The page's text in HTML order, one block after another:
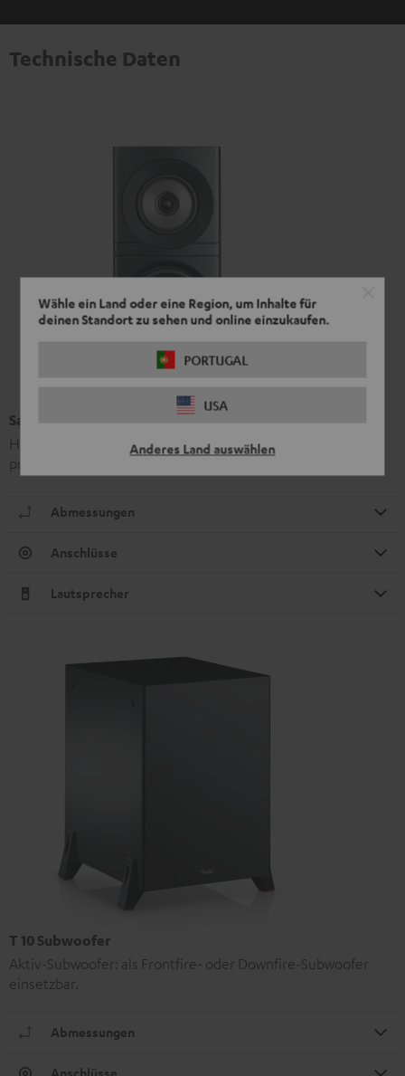
Wähle ein Land oder eine Region, um Inhalte für
deinen Standort zu sehen und online einzukaufen.
PORTUGAL
USA
Anderes Land auswählen
Technische Daten
Satelliten-Lautsprecher DEF 3S FCR
High-End-Stereo-Regallautsprecher mit außergewöhnlich
präziser Wiedergabe
Abmessungen
Anschlüsse
Lautsprecher
T 10 Subwoofer
Aktiv-Subwoofer: als Frontfire- oder Downfire-Subwoofer
einsetzbar.
Abmessungen
Anschlüsse